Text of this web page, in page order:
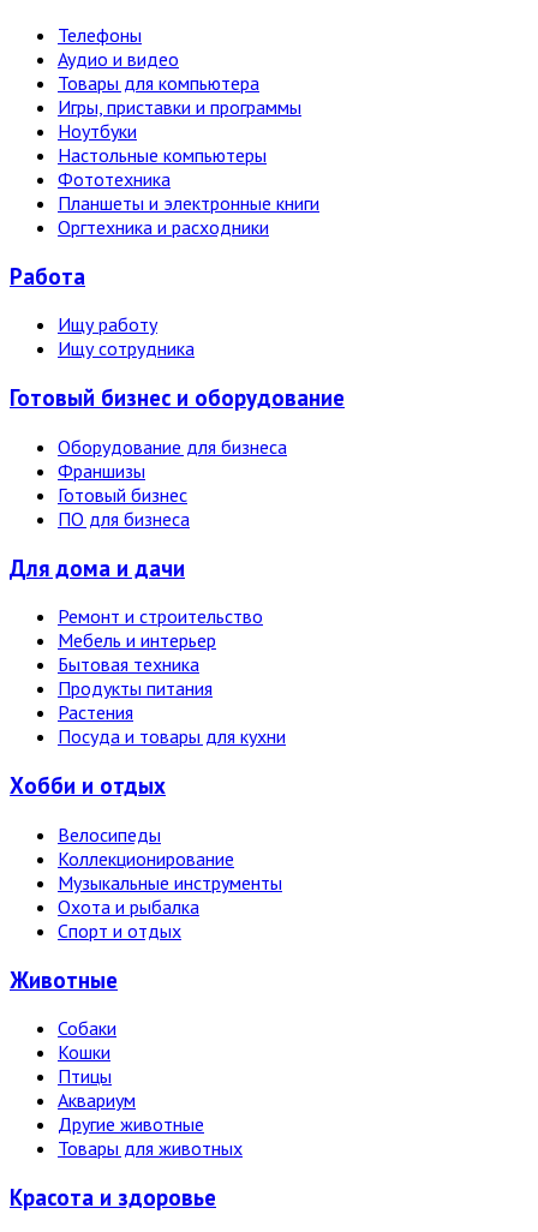
Телефоны
Аудио и видео
Товары для компьютера
Игры, приставки и программы
Ноутбуки
Настольные компьютеры
Фототехника
Планшеты и электронные книги
Оргтехника и расходники
Работа
Ищу работу
Ищу сотрудника
Готовый бизнес и оборудование
Оборудование для бизнеса
Франшизы
Готовый бизнес
ПО для бизнеса
Для дома и дачи
Ремонт и строительство
Мебель и интерьер
Бытовая техника
Продукты питания
Растения
Посуда и товары для кухни
Хобби и отдых
Велосипеды
Коллекционирование
Музыкальные инструменты
Охота и рыбалка
Спорт и отдых
Животные
Собаки
Кошки
Птицы
Аквариум
Другие животные
Товары для животных
Красота и здоровье